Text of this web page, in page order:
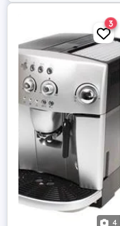
4
3